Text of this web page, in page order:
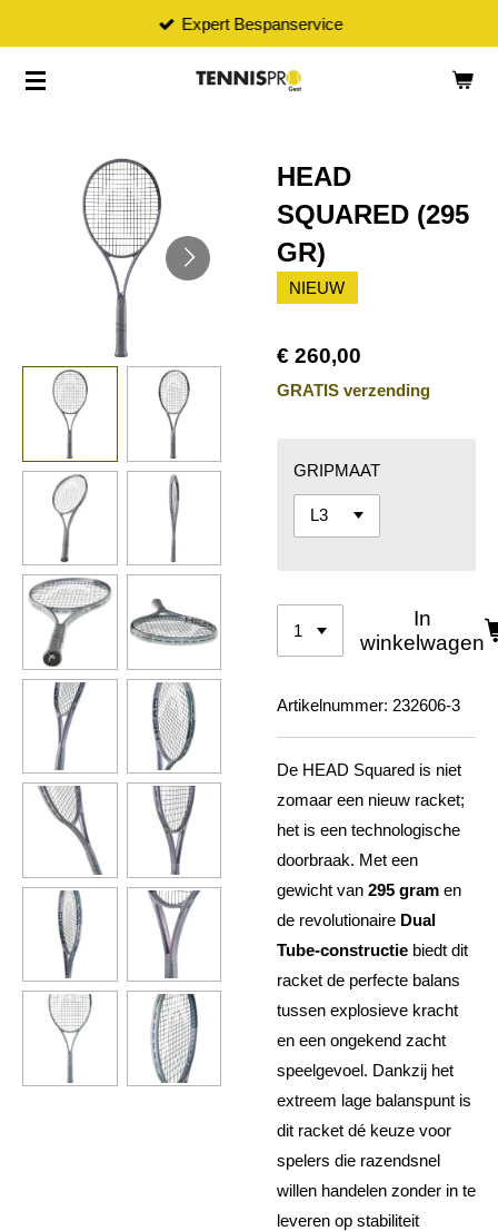
naar
Expert Bespanservice
HEAD
SQUARED (295
GR)
NIEUW
€ 260,00
GRATIS verzending
GRIPMAAT
In
winkelwagen
Artikelnummer: 232606-3
De HEAD Squared is niet
zomaar een nieuw racket;
het is een technologische
doorbraak. Met een
gewicht van 295 gram en
de revolutionaire Dual
Tube-constructie biedt dit
racket de perfecte balans
tussen explosieve kracht
en een ongekend zacht
speelgevoel. Dankzij het
extreem lage balanspunt is
dit racket dé keuze voor
spelers die razendsnel
willen handelen zonder in te
leveren op stabiliteit